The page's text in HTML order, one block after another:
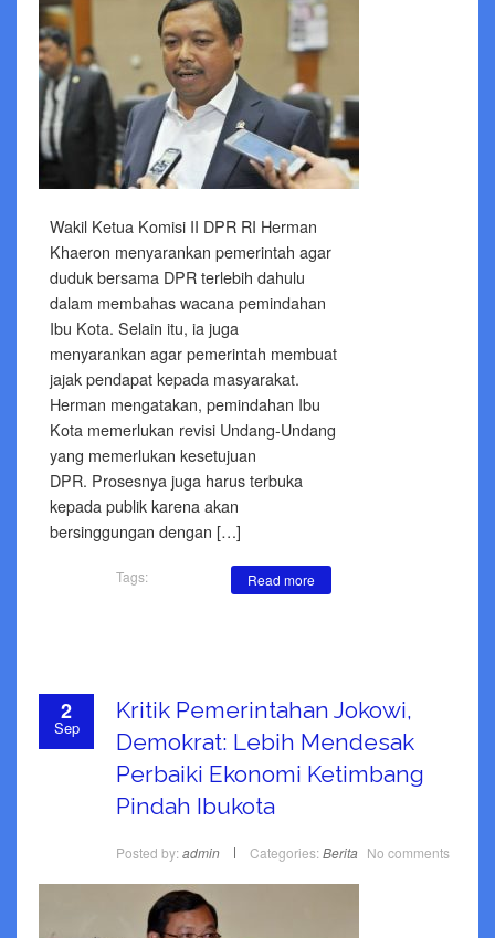
Wakil Ketua Komisi II DPR RI Herman
Khaeron menyarankan pemerintah agar
duduk bersama DPR terlebih dahulu
dalam membahas wacana pemindahan
Ibu Kota. Selain itu, ia juga
menyarankan agar pemerintah membuat
jajak pendapat kepada masyarakat.
Herman mengatakan, pemindahan Ibu
Kota memerlukan revisi Undang-Undang
yang memerlukan kesetujuan
DPR. Prosesnya juga harus terbuka
kepada publik karena akan
bersinggungan dengan […]
Read more
Tags:
2
Sep
Kritik Pemerintahan Jokowi,
Demokrat: Lebih Mendesak
Perbaiki Ekonomi Ketimbang
Pindah Ibukota
Posted by: admin Categories: Berita No comments